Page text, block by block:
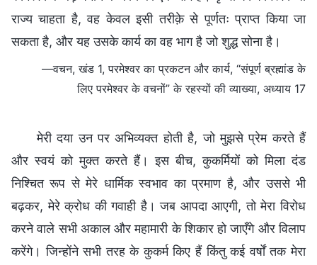
राज्य चाहता है, वह केवल इसी तरीक़े से पूर्णतः प्राप्त किया जा
सकता है, और यह उसके कार्य का वह भाग है जो शुद्ध सोना है।
—वचन, खंड 1, परमेश्वर का प्रकटन और कार्य, “संपूर्ण ब्रह्मांड के
लिए परमेश्वर के वचनों” के रहस्यों की व्याख्या, अध्याय 17
मेरी दया उन पर अभिव्यक्त होती है, जो मुझसे प्रेम करते हैं
और स्वयं को मुक्त करते हैं। इस बीच, कुकर्मियों को मिला दंड
निश्चित रूप से मेरे धार्मिक स्वभाव का प्रमाण है, और उससे भी
बढ़कर, मेरे क्रोध की गवाही है। जब आपदा आएगी, तो मेरा विरोध
करने वाले सभी अकाल और महामारी के शिकार हो जाएँगे और विलाप
करेंगे। जिन्होंने सभी तरह के कुकर्म किए हैं किंतु कई वर्षों तक मेरा